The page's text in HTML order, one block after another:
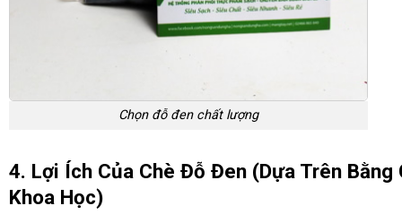
Chọn đỗ đen chất lượng
4. Lợi Ích Của Chè Đỗ Đen (Dựa Trên Bằng
Khoa Học)